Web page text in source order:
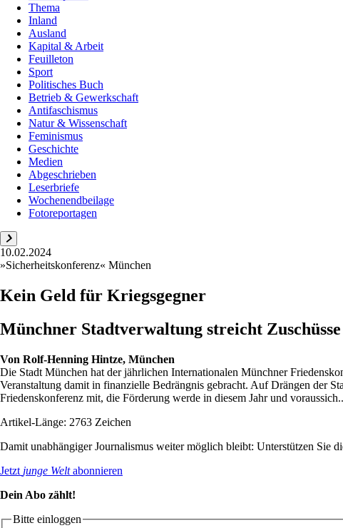
Thema
Inland
Ausland
Kapital & Arbeit
Feuilleton
Sport
Politisches Buch
Betrieb & Gewerkschaft
Antifaschismus
Natur & Wissenschaft
Feminismus
Geschichte
Medien
Abgeschrieben
Leserbriefe
Wochenendbeilage
Fotoreportagen
10.02.2024
»Sicherheitskonferenz« München
Kein Geld für Kriegsgegner
Münchner Stadtverwaltung streicht
Von Rolf-Henning Hintze, München
Die Stadt München hat der jährlichen Internationalen Münchner
Veranstaltung damit in finanzielle Bedrängnis gebracht. Auf Drängen der
Friedenskonferenz mit, die Förderung werde in diesem Jahr und
Artikel-Länge: 2763 Zeichen
Damit unabhängiger Journalismus weiter möglich bleibt: Unterstützen Sie
Jetzt junge Weltabonnieren
Dein Abo zählt!
Bitte einloggen